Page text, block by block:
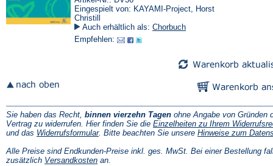
Eingespielt von: KAYAMI-Project, Horst
Christill
Auch erhältlich als: Chorbuch
Empfehlen:
Sie haben das Recht, binnen vierzehn Tagen ohne Angabe von Gründen
Vertrag zu widerrufen. Hier finden Sie die Einzelheiten zu Ihrem
und das Widerrufsformular(Öffnet
einem
neuen
. Bitte beachten Sie unsere Hinweise zum
Alle Preise sind Endkunden-Preise inkl. ges. MwSt. Bei einer Bestellung
zusätzlich Versandkosten(Öffnet
an.